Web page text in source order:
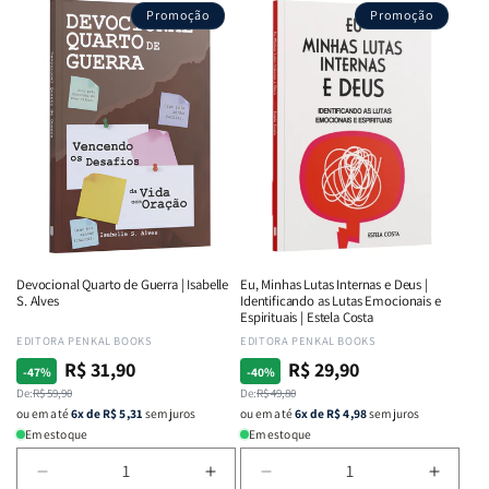
Promoção
Devocional Quarto de Guerra | Isabelle
S. Alves
Fornecedor:
EDITORA PENKAL BOOKS
-47%
Preço
normal
De:R$ 59,90
Preço
promocional
R$ 31,90
ou em até6x de R$ 5,31 sem juros
Em estoque
Aumentar
Promoção
Eu, Minhas Lutas Internas e Deus |
Identificando as Lutas Emocionais e
Espirituais | Estela Costa
Fornecedor:
EDITORA PENKAL BOOKS
-40%
Preço
normal
De:R$ 49,80
Preço
promocional
R$ 29,90
ou em até6x de R$ 4,98sem juros
Em estoque